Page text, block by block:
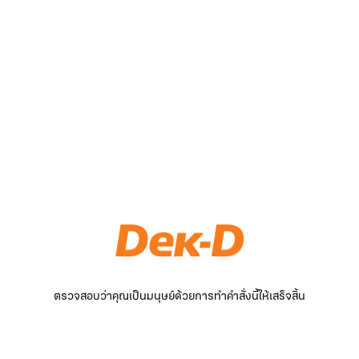
ตรวจสอบว่าคุณเป็นมนุษย์ด้วยการทำคำสั่งนี้ให้เสร็จสิ้น